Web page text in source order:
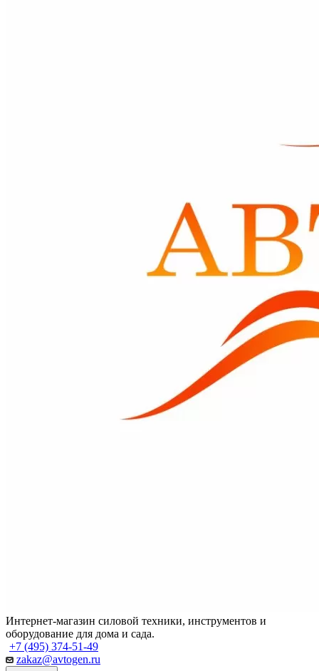
Интернет-магазин силовой техники, инструментов и
оборудование для дома и сада.
+7 (495) 374-51-49
zakaz@avtogen.ru